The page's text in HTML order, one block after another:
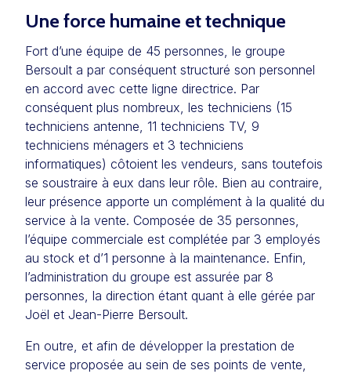
Une force humaine et technique
Fort d’une équipe de 45 personnes, le groupe
Bersoult a par conséquent structuré son personnel
en accord avec cette ligne directrice. Par
conséquent plus nombreux, les techniciens (15
techniciens antenne, 11 techniciens TV, 9
techniciens ménagers et 3 techniciens
informatiques) côtoient les vendeurs, sans toutefois
se soustraire à eux dans leur rôle. Bien au contraire,
leur présence apporte un complément à la qualité du
service à la vente. Composée de 35 personnes,
l’équipe commerciale est complétée par 3 employés
au stock et d’1 personne à la maintenance. Enfin,
l’administration du groupe est assurée par 8
personnes, la direction étant quant à elle gérée par
Joël et Jean-Pierre Bersoult.
En outre, et afin de développer la prestation de
service proposée au sein de ses points de vente,